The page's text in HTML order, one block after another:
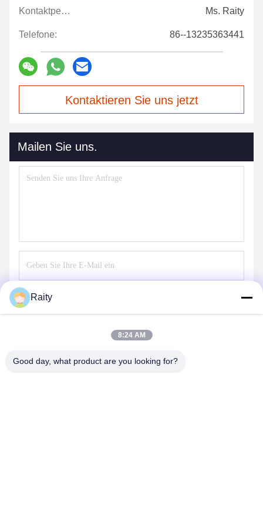
Kontaktpersonen: Ms. Raity
Telefone: 86--13235363441
Kontaktieren Sie uns jetzt
Mailen Sie uns.
Raity
8:24 AM
Good day, what product are you looking for?